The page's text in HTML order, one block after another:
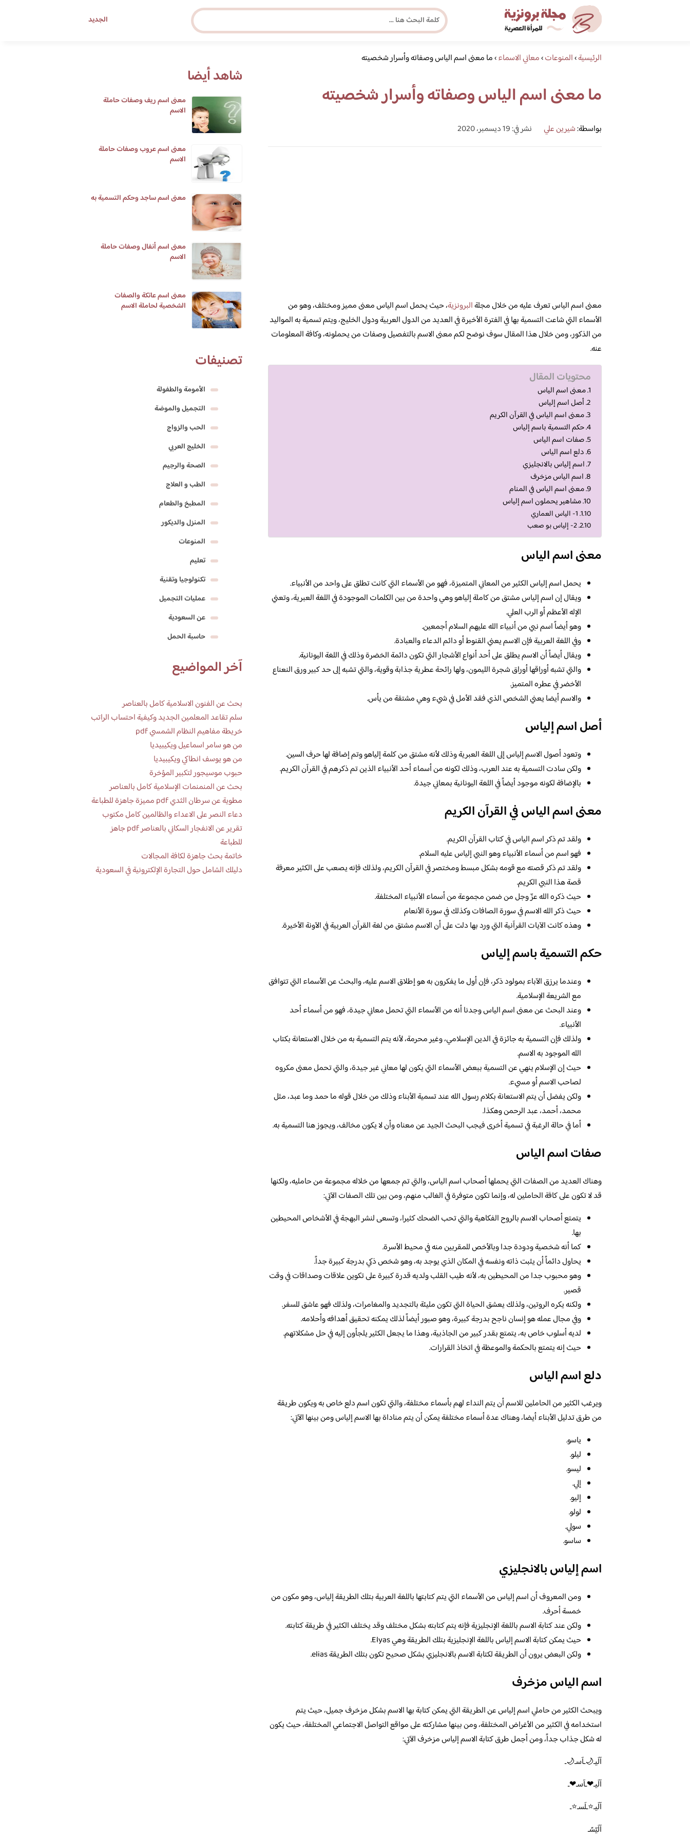
الجديد
مجلة برونزية للفتاة العصرية
ابحث عن أي موضوع يهمك
الرئيسية›المنوعات›معاني الاسماء›ما معنى اسم الياس وصفاته وأسرار شخصيته
ما معنى اسم الياس وصفاته وأسرار شخصيته
بواسطة:شيرين علي نشر في: 19 ديسمبر، 2020
معنى اسم الياس تعرف عليه من خلال مجلةالبرونزية، حيث يحمل اسم الياس معنى مميز ومختلف، وهو من
الأسماء التي شاعت التسمية بها في الفترة الأخيرة في العديد من الدول العربية ودول الخليج، ويتم تسمية به المواليد
من الذكور، ومن خلال هذا المقال سوف نوضح لكم معنى الاسم بالتفصيل وصفات من يحملونه، وكافة المعلومات
عنه.
محتويات المقال
معنى اسم الياس
أصل اسم إلياس
معنى اسم الياس في القرآن الكريم
حكم التسمية باسم إلياس
صفات اسم الياس
دلع اسم الياس
اسم إلياس بالانجليزي
اسم الياس مزخرف
معنى اسم الياس في المنام
مشاهير يحملون اسم إلياس
1- الياس العماري
2- إلياس بو صعب
معنى اسم الياس
يحمل اسم إلياس الكثير من المعاني المتميزة، فهو من الأسماء التي كانت تطلق على واحد من الأنبياء.
ويقال إن اسم إلياس مشتق من كاملة إلياهو وهي واحدة من بين الكلمات الموجودة في اللغة العبرية، وتعني
الإله الأعظم أو الرب العلي.
وهو أيضاً اسم نبي من أنبياء الله عليهم السلام أجمعين.
وفي اللغة العربية فإن الاسم يعني القنوط أو دائم الدعاء والعبادة.
ويقال أيضاً أن الاسم يطلق على أحد أنواع الأشجار التي تكون دائمة الخضرة وذلك في اللغة اليونانية.
والتي تشبه أوراقها أوراق شجرة الليمون، ولها رائحة عطرية جذابة وقوية، والتي تشبه إلى حد كبير ورق النعناع
الأخضر في عطره المتميز.
والاسم أيضا يعني الشخص الذي فقد الأمل في شيء وهي مشتقة من يأس.
أصل اسم إلياس
وتعود أصول الاسم إلياس إلى اللغة العبرية وذلك لأنه مشتق من كلمة إلياهو وتم إضافة لها حرف السين.
ولكن سادت التسمية به عند العرب، وذلك لكونه من أسماء أحد الأنبياء الذين تم ذكرهم في القرآن الكريم.
بالإضافة لكونه موجود أيضاً في اللغة اليونانية بمعاني جيدة.
معنى اسم الياس في القرآن الكريم
ولقد تم ذكر اسم الياس في كتاب القرآن الكريم.
فهو اسم من أسماء الأنبياء وهو النبي إلياس عليه السلام.
ولقد تم ذكر قصته مع قومه بشكل مبسط ومختصر في القرآن الكريم، ولذلك فإنه يصعب على الكثير معرفة
قصة هذا النبي الكريم.
حيث ذكره الله عزّ وجل من ضمن مجموعة من أسماء الأنبياء المختلفة.
حيث ذكر الله الاسم في سورة الصافات وكذلك في سورة الأنعام
وهذه كانت الآيات القرآنية التي ورد بها دلت على أن الاسم مشتق من لغة القرآن العربية في الآونة الأخيرة.
حكم التسمية باسم إلياس
وعندما يرزق الآباء بمولود ذكر، فإن أول ما يفكرون به هو إطلاق الاسم عليه، والبحث عن الأسماء التي تتوافق
مع الشريعة الإسلامية.
وعند البحث عن معنى اسم الياس وجدنا أنه من الأسماء التي تحمل معاني جيدة، فهو من أسماء أحد
الأنبياء.
ولذلك فإن التسمية به جائزة في الدين الإسلامي، وغير محرمة، لأنه يتم التسمية به من خلال الاستعانة بكتاب
الله الموجود به الاسم.
حيث إن الإسلام ينهي عن التسمية ببعض الأسماء التي يكون لها معاني غير جيدة، والتي تحمل معنى مكروه
لصاحب الاسم أو مسيء.
ولكن يفضل أن يتم الاستعانة بكلام رسول الله عند تسمية الأبناء وذلك من خلال قوله ما حمد وما عبد، مثل
محمد، أحمد، عبد الرحمن وهكذا.
أما في حالة الرغبة في تسمية أخرى فيجب البحث الجيد عن معناه وأن لا يكون مخالف، ويجوز هنا التسمية به.
صفات اسم الياس
وهناك العديد من الصفات التي يحملها أصحاب اسم الياس، والتي تم جمعها من خلاله مجموعة من حامليه، ولكنها
قد لا تكون على كافة الحاملين له، وإنما تكون متوفرة في الغالب منهم، ومن بين تلك الصفات الآتي:
يتمتع أصحاب الاسم بالروح الفكاهية والتي تحب الضحك كثيرا، وتسعى لنشر البهجة في الأشخاص المحيطين
بها.
كما أنه شخصية ودودة جدا وبالأخص للمقربين منه في محيط الأسرة.
يحاول دائماً أن يثبت ذاته ونفسه في المكان الذي يوجد به، وهو شخص ذكي بدرجة كبيرة جداً.
وهو محبوب جدا من المحيطين به، لأنه طيب القلب ولديه قدرة كبيرة على تكوين علاقات وصداقات في وقت
قصير.
ولكنه يكره الروتين، ولذلك يعشق الحياة التي تكون مليئة بالتجديد والمغامرات، ولذلك فهو عاشق للسفر.
وفي مجال عمله هو إنسان ناجح بدرجة كبيرة، وهو صبور أيضاً لذلك يمكنه تحقيق أهدافه وأحلامه.
لديه أسلوب خاص به، يتمتع بقدر كبير من الجاذبية، وهذا ما يجعل الكثير يلجأون إليه في حل مشكلاتهم.
حيث إنه يتمتع بالحكمة والموعظة في اتخاذ القرارات.
دلع اسم الياس
ويرغب الكثير من الحاملين للاسم أن يتم النداء لهم بأسماء مختلفة، والتي تكون اسم دلع خاص به ويكون طريقة
من طرق تدليل الأبناء أيضا، وهناك عدة أسماء مختلفة يمكن أن يتم مناداة بها الاسم إلياس ومن بينها الآتي:
ياسو.
ليلو.
ليسو.
إلي.
إليو.
لولو.
سولي.
ساسو.
اسم إلياس بالانجليزي
ومن المعروف أن اسم إلياس من الأسماء التي يتم كتابتها باللغة العربية بتلك الطريقة إلياس، وهو مكون من
خمسة أحرف.
ولكن عند كتابة الاسم باللغة الإنجليزية فإنه يتم كتابته بشكل مختلف وقد يختلف الكثير في طريقة كتابته.
حيث يمكن كتابة الاسم إلياس باللغة الإنجليزية بتلك الطريقة وهي Elyas.
ولكن البعض يرون أن الطريقة لكتابة الاسم بالانجليزي بشكل صحيح تكون بتلك الطريقة elias.
اسم الياس مزخرف
ويبحث الكثير من حاملي اسم إلياس عن الطريقة التي يمكن كتابة بها الاسم بشكل مزخرف جميل، حيث يتم
استخدامه في الكثير من الأغراض المختلفة، ومن بينها مشاركته على مواقع التواصل الاجتماعي المختلفة، حيث يكون
له شكل جذاب جداً، ومن أجمل طرق كتابة الاسم إلياس مزخرف الآتي:
آلَيـ🌙ـآسـ🌙ـ
آلَيـ❤ـآسـ❤ـ
آلَيـ⭐️ـلَسـ⭐️ـ
آلَيّسًـ
شاهد أيضا
معنى اسم ريف وصفات حاملة
الاسم
معنى اسم عروب وصفات حاملة
الاسم
معنى اسم ساجد وحكم التسمية به
معنى اسم أنفال وصفات حاملة
الاسم
معنى اسم عاتكة والصفات
الشخصية لحاملة الاسم
تصنيفات
الأمومة والطفولة
التجميل والموضة
الحب والزواج
الخليج العربي
الصحة والرجيم
الطب و العلاج
المطبخ والطعام
المنزل والديكور
المنوعات
تعليم
تكنولوجيا وتقنية
عمليات التجميل
عن السعودية
حاسبة الحمل
آخر المواضيع
بحث عن الفنون الاسلامية كامل بالعناصر
سلم تقاعد المعلمين الجديد وكيفية احتساب الراتب
خريطة مفاهيم النظام الشمسي pdf
من هو سامر اسماعيل ويكيبيديا
من هو يوسف انطاكي ويكيبيديا
حبوب موسيجور لتكبير المؤخرة
بحث عن المنمنمات الإسلامية كامل بالعناصر
مطوية عن سرطان الثدي pdf مميزة جاهزة للطباعة
دعاء النصر على الاعداء والظالمين كامل مكتوب
تقرير عن الانفجار السكاني بالعناصر pdf جاهز
للطباعة
خاتمة بحث جاهزة لكافة المجالات
دليلك الشامل حول التجارة الإلكترونية في السعودية